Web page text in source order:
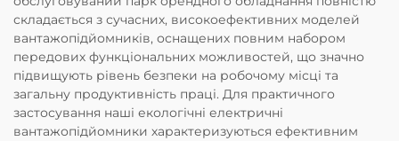
складається з сучасних, високоефективних моделей
вантажопідйомників, оснащених повним набором
передових функціональних можливостей, що значно
підвищують рівень безпеки на робочому місці та
загальну продуктивність праці. Для практичного
застосування наші екологічні електричні
вантажопідйомники характеризуються ефективним